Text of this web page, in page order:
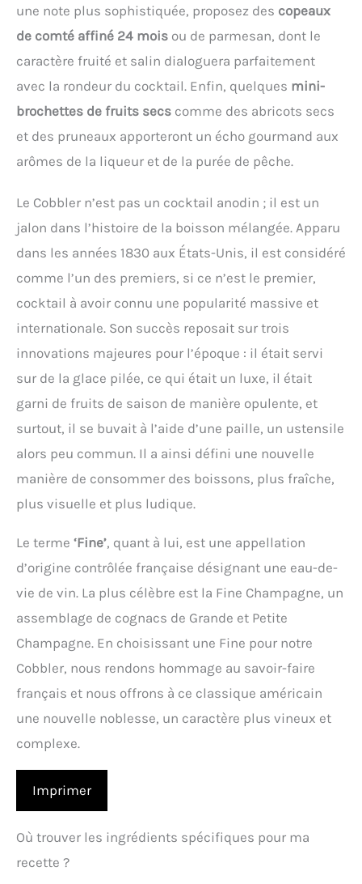
une note plus sophistiquée, proposez des copeaux
de comté affiné 24 mois ou de parmesan, dont le
caractère fruité et salin dialoguera parfaitement
avec la rondeur du cocktail. Enfin, quelques mini-
brochettes de fruits secs comme des abricots secs
et des pruneaux apporteront un écho gourmand aux
arômes de la liqueur et de la purée de pêche.
Le Cobbler n’est pas un cocktail anodin ; il est un
jalon dans l’histoire de la boisson mélangée. Apparu
dans les années 1830 aux États-Unis, il est considéré
comme l’un des premiers, si ce n’est le premier,
cocktail à avoir connu une popularité massive et
internationale. Son succès reposait sur trois
innovations majeures pour l’époque : il était servi
sur de la glace pilée, ce qui était un luxe, il était
garni de fruits de saison de manière opulente, et
surtout, il se buvait à l’aide d’une paille, un ustensile
alors peu commun. Il a ainsi défini une nouvelle
manière de consommer des boissons, plus fraîche,
plus visuelle et plus ludique.
Le terme ‘Fine’, quant à lui, est une appellation
d’origine contrôlée française désignant une eau-de-
vie de vin. La plus célèbre est la Fine Champagne, un
assemblage de cognacs de Grande et Petite
Champagne. En choisissant une Fine pour notre
Cobbler, nous rendons hommage au savoir-faire
français et nous offrons à ce classique américain
une nouvelle noblesse, un caractère plus vineux et
complexe.
Imprimer
Où trouver les ingrédients spécifiques pour ma
recette ?